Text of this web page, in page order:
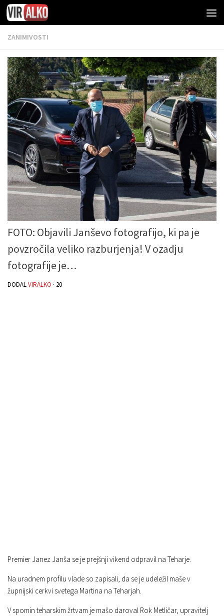
ZANIMIVOSTI
FOTO: Objavili Janševo fotografijo, ki pa je
povzročila veliko razburjenja! V ozadju
fotografije je…
DODALVIRALKO · 20
Premier Janez Janša se je prejšnji vikend odpravil na Teharje.
Na uradnem profilu vlade so zapisali, da se je udeležil maše v
župnijski cerkvi svetega Martina na Teharjah.
V spomin teharskim žrtvam je mašo daroval Rok Metličar, upravitelj